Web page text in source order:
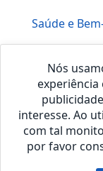
Saúde e
Nós
experiência
interesse. Ao
com tal
por favor